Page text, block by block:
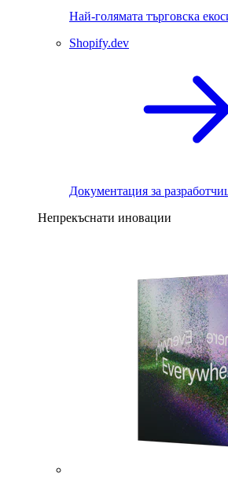
Най-голямата търговска
Shopify.dev
Документация за
Непрекъснати иновации